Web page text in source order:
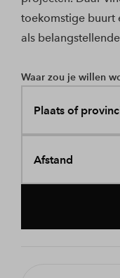
toekomstige buurt
als
Waar zou je willen
Plaats of
Afstand